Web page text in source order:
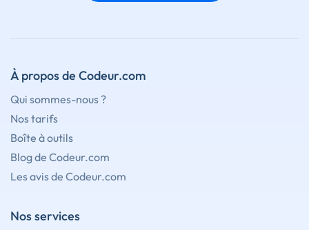
À propos de Codeur.com
Qui sommes-nous ?
Nos tarifs
Boîte à outils
Blog de Codeur.com
Les avis de Codeur.com
Nos services